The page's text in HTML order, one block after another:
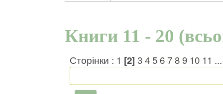
Книги 11 - 20
Сторінки : 1 [2] 3456789 10 11